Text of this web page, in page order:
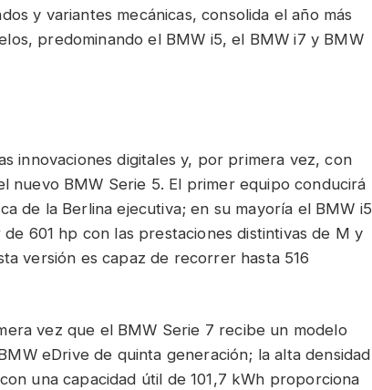
y variantes mecánicas, consolida el año más
predominando el BMW i5, el BMW i7 y BMW
innovaciones digitales y, por primera vez, con
nuevo BMW Serie 5. El primer equipo conducirá
de la Berlina ejecutiva; en su mayoría el BMW i5
601 hp con las prestaciones distintivas de M y
versión es capaz de recorrer hasta 516
vez que el BMW Serie 7 recibe un modelo
eDrive de quinta generación; la alta densidad
una capacidad útil de 101,7 kWh proporciona